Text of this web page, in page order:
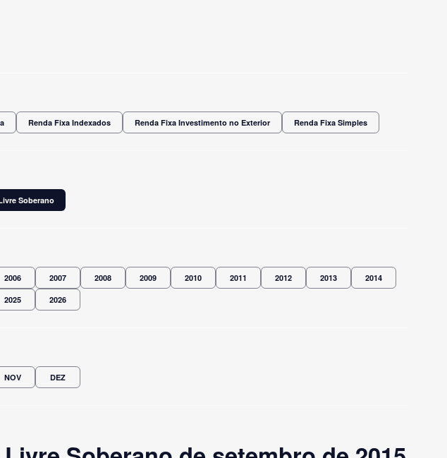
Renda Fixa Indexados Renda Fixa Investimento no Exterior Renda Fixa Simples
Soberano
2006 2007 2008 2009 2010 2011 2012 2013 2014
2025 2026
NOV DEZ